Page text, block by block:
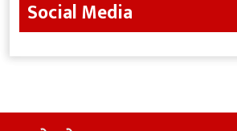
Social Media